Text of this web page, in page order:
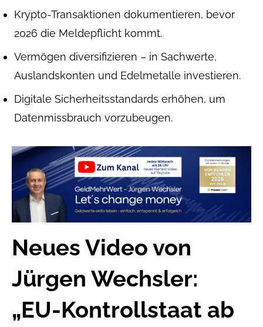
Krypto-Transaktionen dokumentieren, bevor
2026 die Meldepflicht kommt.
Vermögen diversifizieren – in Sachwerte,
Auslandskonten und Edelmetalle investieren.
Digitale Sicherheitsstandards erhöhen, um
Datenmissbrauch vorzubeugen.
Neues Video von
Jürgen Wechsler:
„EU-Kontrollstaat ab